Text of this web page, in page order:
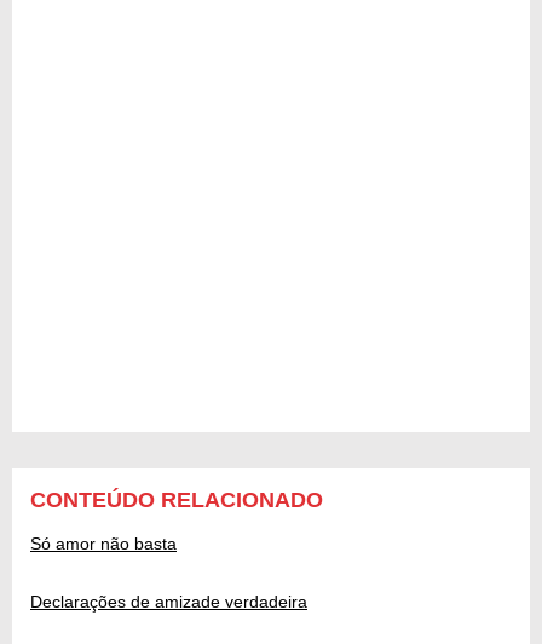
CONTEÚDO RELACIONADO
Só amor não basta
Declarações de amizade verdadeira